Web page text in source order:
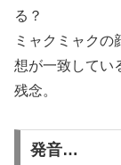
る？
ミャクミャク
想が一致してい
残念。
発音…